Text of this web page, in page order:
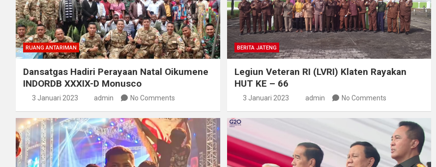
RUANG ANTARIMAN
Dansatgas Hadiri Perayaan Natal Oikumene
INDORDB XXXIX-D Monusco
3 Januari 2023 admin No Comments
BERITA JATENG
Legiun Veteran RI (LVRI) Klaten Rayakan
HUT KE – 66
3 Januari 2023 admin No Comments